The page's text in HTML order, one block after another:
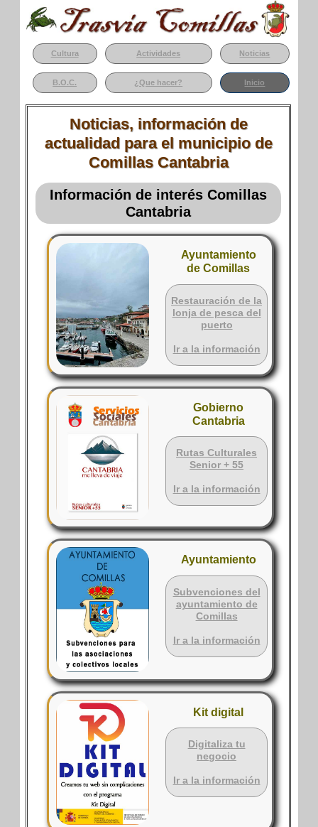
Cultura Actividades Noticias
B.O.C. ¿Que hacer? Inicio
Noticias, información de
actualidad para el municipio de
Comillas Cantabria
Información de interés Comillas
Cantabria
Ayuntamiento
de Comillas
Restauración de la
lonja de pesca del
puerto
Ir a la información
Gobierno
Cantabria
Rutas Culturales
Senior + 55
Ir a la información
Ayuntamiento
Subvenciones del
ayuntamiento de
Comillas
Ir a la información
Kit digital
Digitaliza tu
negocio
Ir a la información